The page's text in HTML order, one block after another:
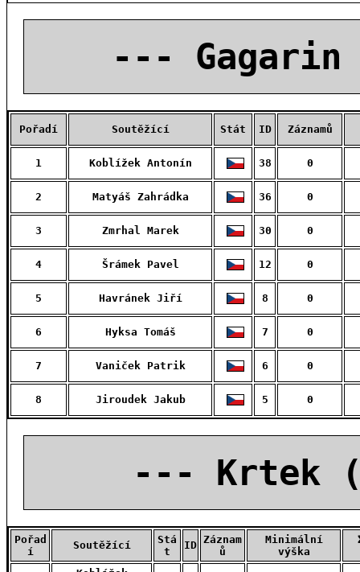
--- Gagarin
Pořadí Soutěžící Stát ID Záznamů
1 Koblížek Antonín 38 0
2 Matyáš Zahrádka 36 0
3 Zmrhal Marek 30 0
4 Šrámek Pavel 12 0
5 Havránek Jiří 8 0
6 Hyksa Tomáš 7 0
7 Vaniček Patrik 6 0
8 Jiroudek Jakub 5 0
--- Krtek
Pořad
í
Soutěžící
Stá
t
ID Záznam
ů
Minimální
výška